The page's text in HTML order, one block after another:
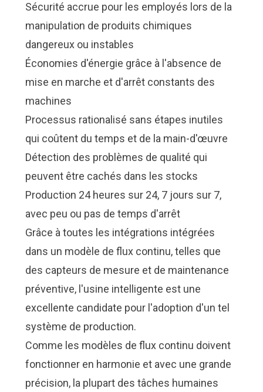
Sécurité accrue pour les employés lors de la
manipulation de produits chimiques
dangereux ou instables
Économies d'énergie grâce à l'absence de
mise en marche et d'arrêt constants des
machines
Processus rationalisé sans étapes inutiles
qui coûtent du temps et de la main-d'œuvre
Détection des problèmes de qualité qui
peuvent être cachés dans les stocks
Production 24 heures sur 24, 7 jours sur 7,
avec peu ou pas de temps d'arrêt
Grâce à toutes les intégrations intégrées
dans un modèle de flux continu, telles que
des capteurs de mesure et de maintenance
préventive, l'usine intelligente est une
excellente candidate pour l'adoption d'un tel
système de production.
Comme les modèles de flux continu doivent
fonctionner en harmonie et avec une grande
précision, la plupart des tâches humaines